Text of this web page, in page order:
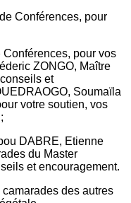
Conférences, pour
Conférences, pour vos
ZONGO, Maître
et
Soumaïla
votre soutien, vos
DABRE, Etienne
du Master
et encouragement.
des autres